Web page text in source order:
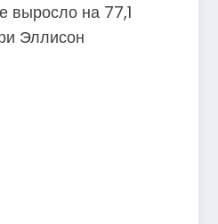
выросло на 77,1
Эллисон